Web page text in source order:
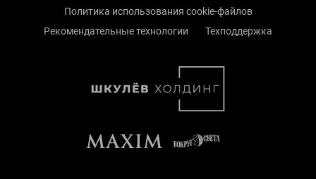
Политика использования cookie-файлов
Рекомендательные технологии
Техподдержка